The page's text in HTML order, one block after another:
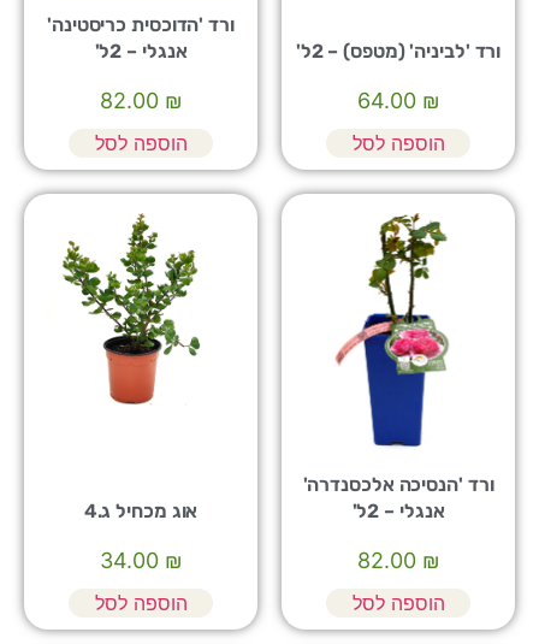
ורד 'לביניה' (מטפס) – 2ל'
₪
64.00
הוספה לסל
ורד 'הדוכסית כריסטינה'
אנגלי – 2ל'
₪
82.00
הוספה לסל
ורד 'הנסיכה אלכסנדרה'
אנגלי – 2ל'
₪
82.00
הוספה לסל
אוג מכחיל ג.4
₪
34.00
הוספה לסל